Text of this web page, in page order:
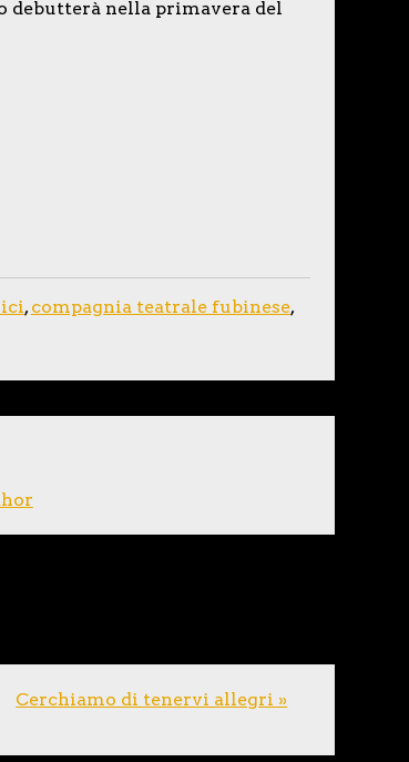
debutterà nella primavera del
,compagnia teatrale fubinese,
Cerchiamo di tenervi allegri »